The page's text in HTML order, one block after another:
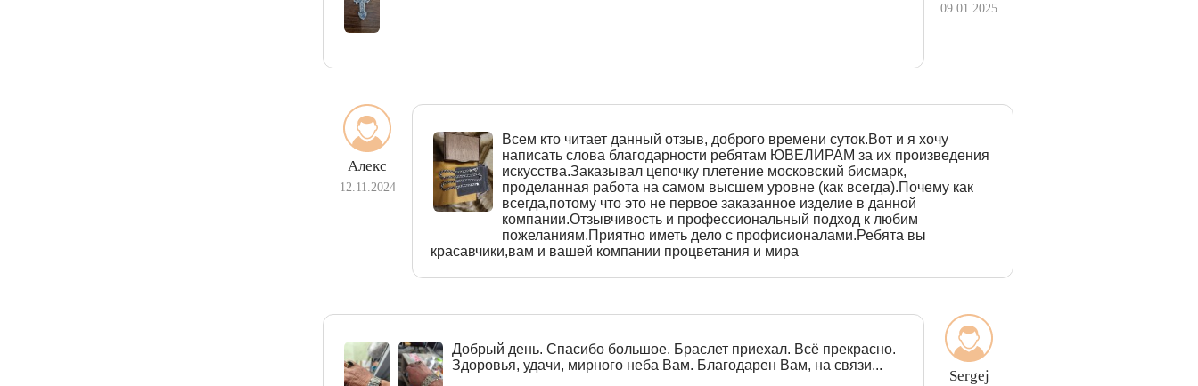
09.01.2025
Алекс
12.11.2024
Всем кто читает данный отзыв, доброго времени суток.Вот и я хочу
написать слова благодарности ребятам ЮВЕЛИРАМ за их произведения
искусства.Заказывал цепочку плетение московский бисмарк,
проделанная работа на самом высшем уровне (как всегда).Почему как
всегда,потому что это не первое заказанное изделие в данной
компании.Отзывчивость и профессиональный подход к любим
пожеланиям.Приятно иметь дело с профисионалами.Ребята вы
красавчики,вам и вашей компании процветания и мира
Sergej
Добрый день. Спасибо большое. Браслет приехал. Всё прекрасно.
Здоровья, удачи, мирного неба Вам. Благодарен Вам, на связи...